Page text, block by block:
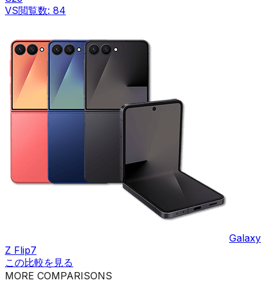
VS閲覧数: 84
Galaxy
Z Flip7
この比較を見る
MORE COMPARISONS